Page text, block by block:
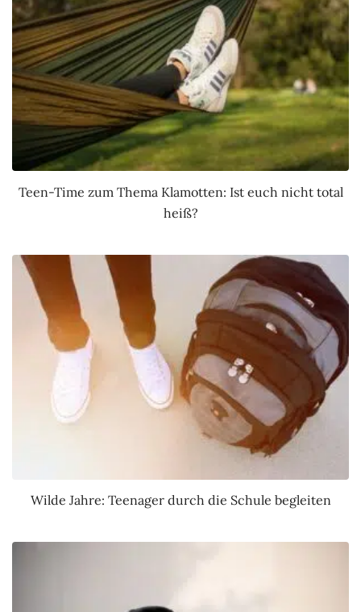
Teen-Time zum Thema Klamotten: Ist euch nicht total
heiß?
Wilde Jahre: Teenager durch die Schule begleiten